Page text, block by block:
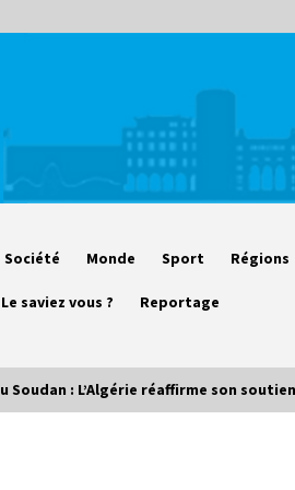
Société Monde Sport Régions
Le saviez vous ? Reportage
: L’Algérie réaffirme son soutien